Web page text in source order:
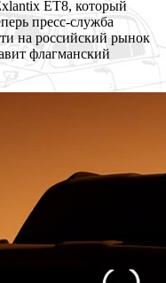
ET8, который
пресс-служба
на российский рынок
флагманский